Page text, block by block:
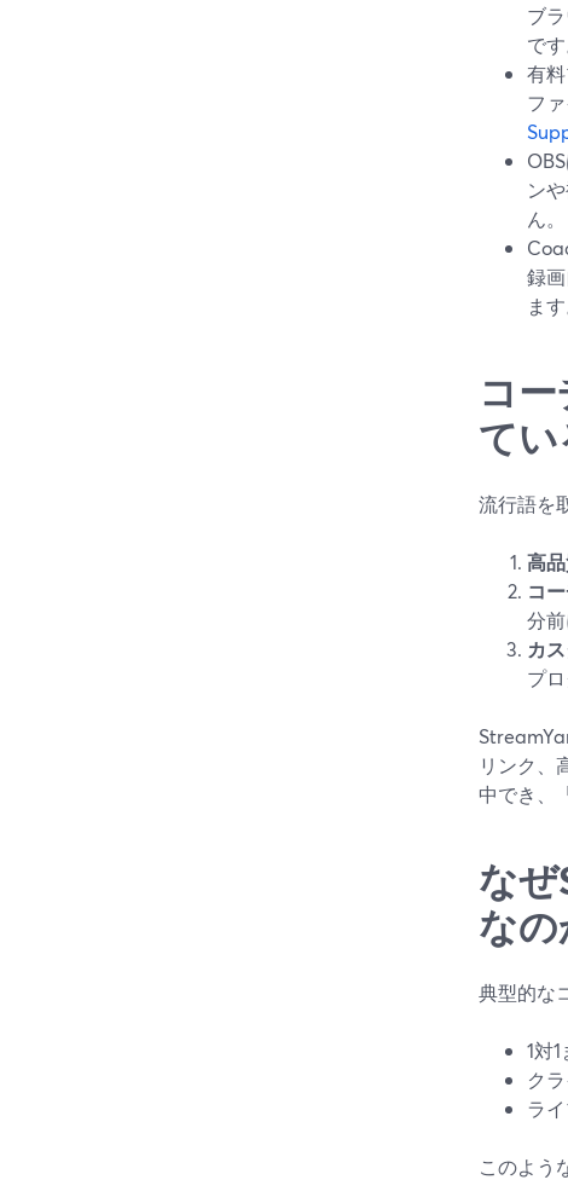
ブ
で
有
フ
ン
ん
録
ま
コ
てい
流行語を
高
コ
分
カ
プ
リンク、
中でき、
な
なの
典型的な
1対
ク
ラ
このよう